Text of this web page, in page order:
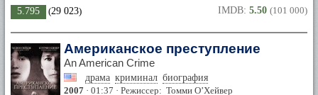
5.795 (29 023) IMDB: 5.50 (101 000)
Американское преступление
An American Crime
драма криминал биография
2007 · 01:37 · Режиссер: Томми О’Хейвер